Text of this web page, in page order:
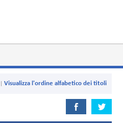
Visualizza l'ordine alfabetico dei titoli